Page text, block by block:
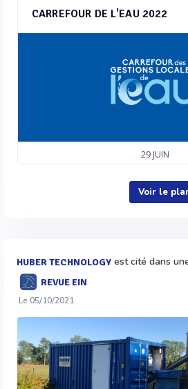
CARREFOUR DE L'EAU 2022
29 JUIN
Voir le
HUBER TECHNOLOGY est cité dans
REVUE EIN
Le 05/10/2021